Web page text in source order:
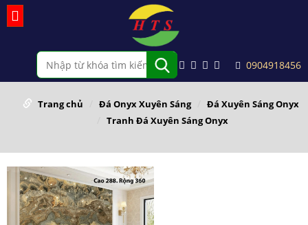
0904918456
Trang chủ Đá Onyx Xuyên Sáng
Đá Xuyên Sáng Onyx
Tranh Đá Xuyên Sáng Onyx